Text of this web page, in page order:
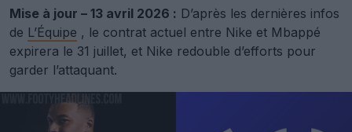
Mise à jour – 13 avril 2026 : D’après les dernières infos
de L’Équipe , le contrat actuel entre Nike et Mbappé
expirera le 31 juillet, et Nike redouble d’efforts pour
garder l’attaquant.